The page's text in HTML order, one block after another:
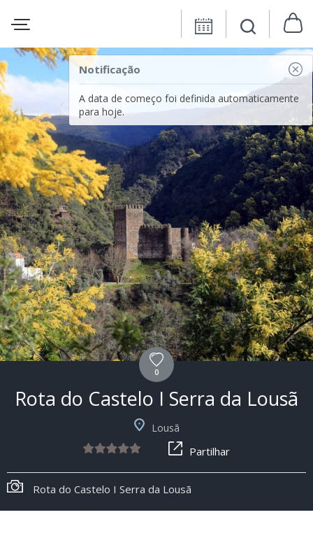
Notificação
A data de começo foi definida automaticamente
para hoje.
0
Rota do Castelo I Serra da Lousã
Lousã
Partilhar
Rota do Castelo I Serra da Lousã